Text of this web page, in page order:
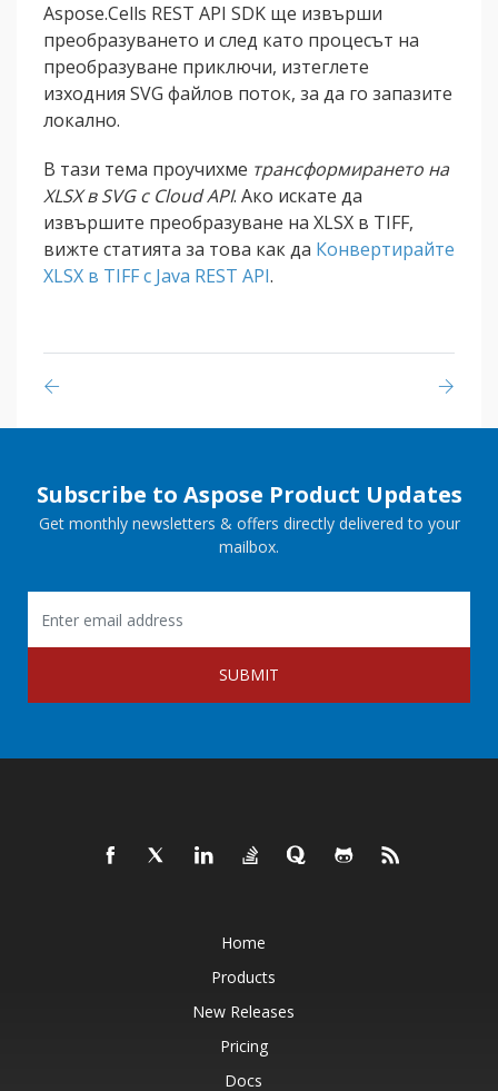
Aspose.Cells REST API SDK ще извърши
преобразуването и след като процесът на
преобразуване приключи, изтеглете
изходния SVG файлов поток, за да го запазите
локално.
В тази тема проучихме трансформирането на
XLSX в SVG с Cloud API. Ако искате да
извършите преобразуване на XLSX в TIFF,
вижте статията за това как да Конвертирайте
XLSX в TIFF с Java REST API.
Subscribe to Aspose Product Updates
Get monthly newsletters & offers directly delivered to your
mailbox.
SUBMIT
Home
Products
New Releases
Pricing
Docs